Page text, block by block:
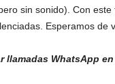
sin sonido). Con
Esperamos de
llamadas WhatsApp